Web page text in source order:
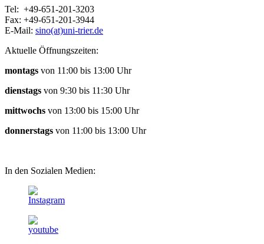
Tel: +49-651-201-3203
Fax: +49-651-201-3944
E-Mail: sino(at)uni-trier.de
Aktuelle Öffnungszeiten:
montags von 11:00 bis 13:00 Uhr
dienstags von 9:30 bis 11:30 Uhr
mittwochs von 13:00 bis 15:00 Uhr
donnerstags von 11:00 bis 13:00 Uhr
In den Sozialen Medien: